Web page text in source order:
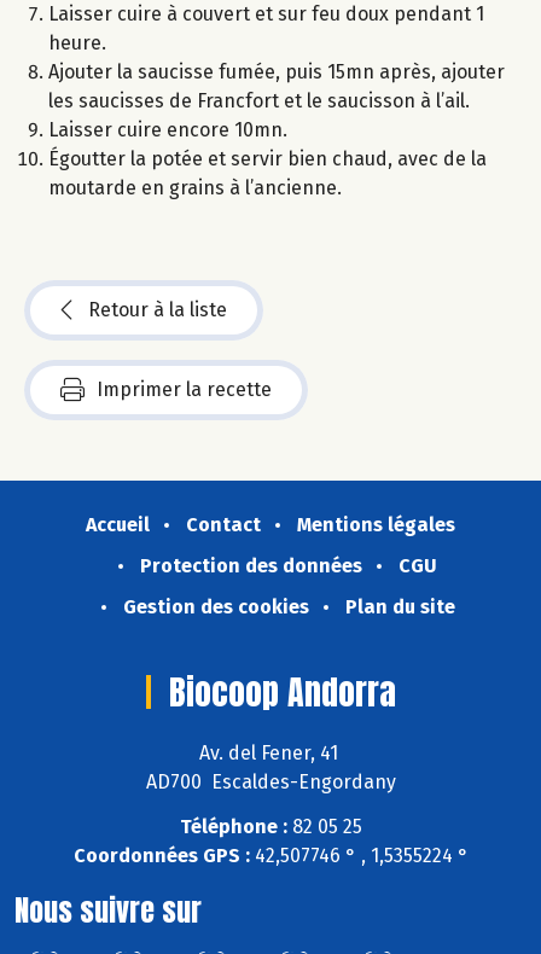
Laisser cuire à couvert et sur feu doux pendant 1
heure.
Ajouter la saucisse fumée, puis 15mn après, ajouter
les saucisses de Francfort et le saucisson à l’ail.
Laisser cuire encore 10mn.
Égoutter la potée et servir bien chaud, avec de la
moutarde en grains à l’ancienne.
Retour à la liste
Imprimer la recette
Accueil Contact
Mentions légales
Protection des données
CGU
Gestion des cookies
Plan du site
Biocoop Andorra
Av. del Fener, 41
AD700 Escaldes-Engordany
Téléphone :82 05 25
Coordonnées GPS :42,507746 ° , 1,5355224 °
Nous suivre sur